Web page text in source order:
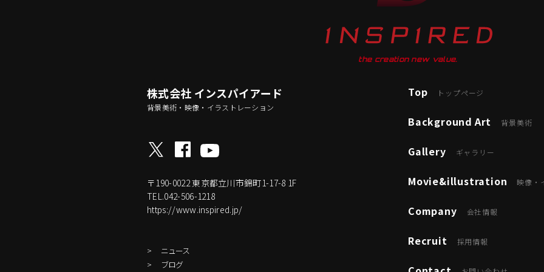
the creation new value.
株式会社 インスパイアード
背景美術・映像・イラストレーション
Top トップページ
Background Art 背景美術
Gallery ギャラリー
Movie&illustration 映像・
Company 会社情報
Recruit 採用情報
〒190-0022東京都立川市錦町1-17-8 1F
TEL.042-506-1218
https://www.inspired.jp/
ニュース
ブログ